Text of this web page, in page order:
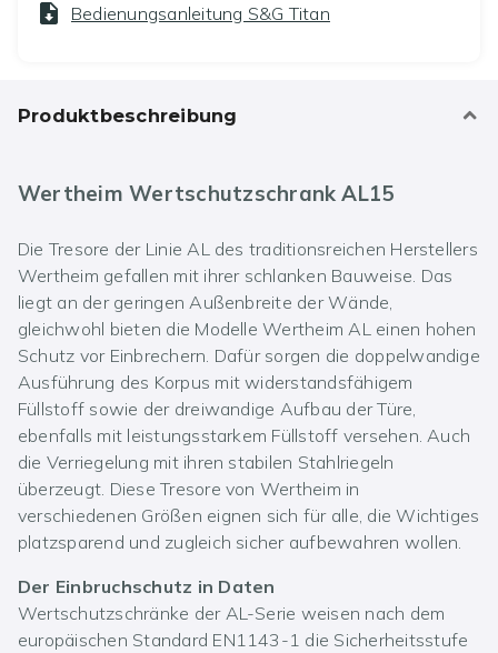
Bedienungsanleitung S&G Titan
Produktbeschreibung
Wertheim Wertschutzschrank AL15
Die Tresore der Linie AL des traditionsreichen Herstellers
Wertheim gefallen mit ihrer schlanken Bauweise. Das
liegt an der geringen Außenbreite der Wände,
gleichwohl bieten die Modelle Wertheim AL einen hohen
Schutz vor Einbrechern. Dafür sorgen die doppelwandige
Ausführung des Korpus mit widerstandsfähigem
Füllstoff sowie der dreiwandige Aufbau der Türe,
ebenfalls mit leistungsstarkem Füllstoff versehen. Auch
die Verriegelung mit ihren stabilen Stahlriegeln
überzeugt. Diese Tresore von Wertheim in
verschiedenen Größen eignen sich für alle, die Wichtiges
platzsparend und zugleich sicher aufbewahren wollen.
Der Einbruchschutz in Daten
Wertschutzschränke der AL-Serie weisen nach dem
europäischen Standard EN1143-1 die Sicherheitsstufe